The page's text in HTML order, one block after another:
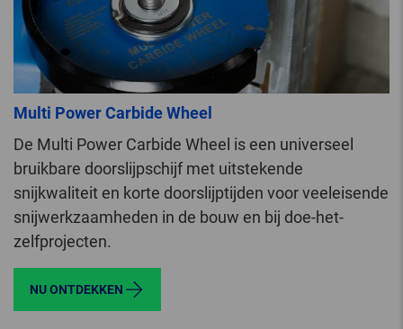
Multi Power Carbide Wheel
De Multi Power Carbide Wheel is een universeel
bruikbare doorslijpschijf met uitstekende
snijkwaliteit en korte doorslijptijden voor veeleisende
snijwerkzaamheden in de bouw en bij doe-het-
zelfprojecten.
NU ONTDEKKEN